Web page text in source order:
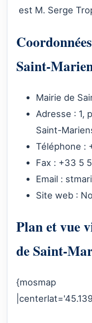
est M. Serge
Saint-
Mairie de
Adresse : 1,
Saint-
Téléphone :
Fax : +33 5
Email :
Site web :
Plan et vue
de Saint-
{mosmap